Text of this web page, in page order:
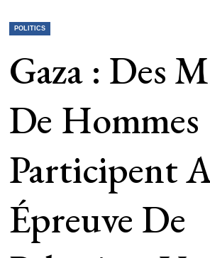
POLITICS
Gaza : Des
De Hommes
Participent
Épreuve De